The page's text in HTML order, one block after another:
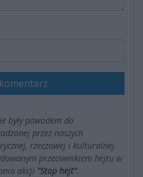
były powodem do
przez naszych
rzeczowej i kulturalnej.
przeciwnikiem hejtu w
akcji "Stop hejt".